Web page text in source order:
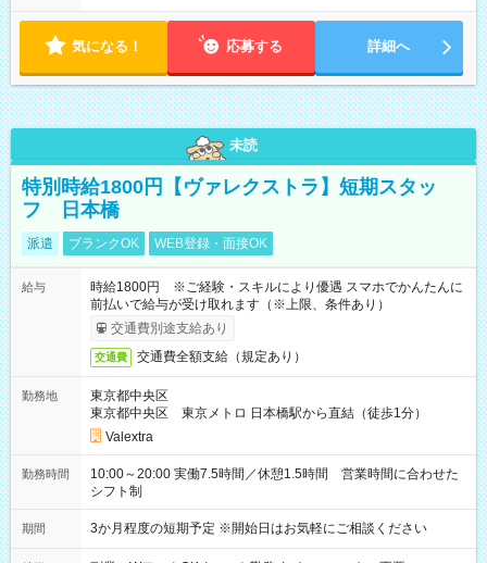
気になる！ 応募する 詳細へ
未読
特別時給1800円【ヴァレクストラ】短期スタッ
フ 日本橋
派遣 ブランクOK WEB登録・面接OK
給与
時給1800円 ※ご経験・スキルにより優遇 スマホでかんたんに
前払いで給与が受け取れます（※上限、条件あり）
交通費別途支給あり
交通費 交通費全額支給（規定あり）
勤務地
東京都中央区
東京都中央区 東京メトロ 日本橋駅から直結（徒歩1分）
Valextra
勤務時間
10:00～20:00 実働7.5時間／休憩1.5時間 営業時間に合わせた
シフト制
期間 3か月程度の短期予定 ※開始日はお気軽にご相談ください